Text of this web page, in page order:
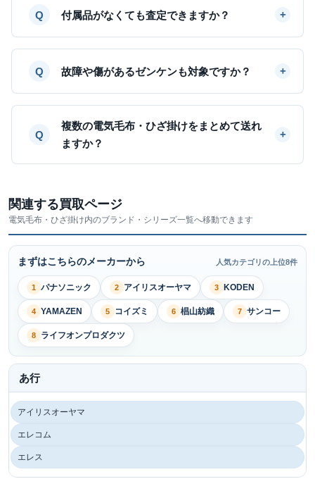
付属品がなくても査定できますか？
故障や傷があるゼンケンも対象ですか？
複数の電気毛布・ひざ掛けをまとめて送れ
ますか？
関連する買取ページ
電気毛布・ひざ掛け内のブランド・シリーズ一覧へ移動できます
まずはこちらのメーカーから 人気カテゴリの上位8件
1 パナソニック 2 アイリスオーヤマ 3 KODEN
4 YAMAZEN 5 コイズミ 6 椙山紡織 7 サンコー
8 ライフオンプロダクツ
あ行
アイリスオーヤマ
エレコム
エレス